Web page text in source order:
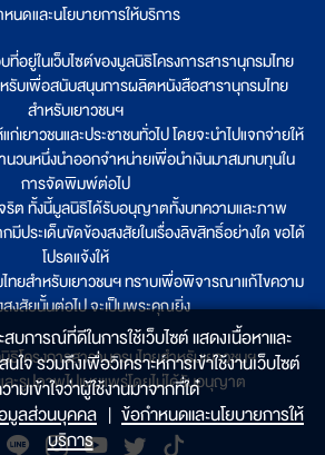
นดและนโยบายการให้บริการ
อยู่ในเว็บไซต์ของมูลนิธิโครงการสารานุกรมไทย
รับเพื่อสนับสนุนการผลิตหนังสือสารานุกรมไทย
สำหรับเยาวชนฯ
ก่เยาวชนและประชาชนทั่วไป โดยจะนำไปแจกจ่ายให้
ำนวนหนึ่งนำออกจำหน่ายเพื่อนำเงินมาสมทบทุนใน
การจัดพิมพ์ต่อไป
ริต ทั้งนี้มูลนิธิได้รับอนุญาตทั้งบทความและภาพ
มีประเด็นขัดข้องสงสัยในเรื่องลิขสิทธิ์อย่างใด ขอได้
โปรดแจ้งให้
ทยสำหรับเยาวชนฯ ทราบเพื่อพิจารณาแก้ไขความ
งสัยนั้นต่อไป จะเป็นพระคุณยิ่ง
ธิโครงการสารานุกรมไทยสำหรับเยาวชนฯ
ะรูปภาพไปเผยแพร่โดยไม่ได้รับอนุญาต
บการณ์ที่ดีในการใช้เว็บไซต์ แสดงเนื้อหาและ
จ รวมถึงเพื่อวิเคราะห์การเข้าใช้งานเว็บไซต์
ามเข้าใจว่าผู้ใช้งานมาจากที่ใด๋
มูลส่วนบุคคล | ข้อกำหนดและนโยบายการให้
บริการ